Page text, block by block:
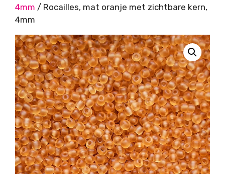
4mm / Rocailles, mat oranje met zichtbare kern,
4mm